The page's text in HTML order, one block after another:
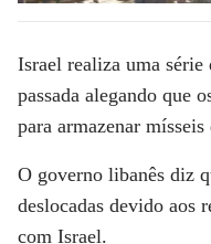
Israel realiza uma série
passada alegando que
para armazenar
O governo libanês diz
deslocadas devido aos
com Israel.